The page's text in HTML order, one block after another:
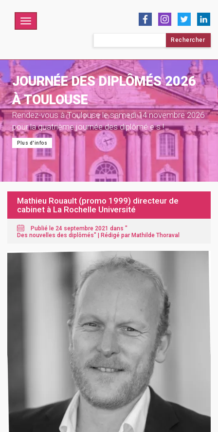
Menu
JOURNÉE DES DIPLÔMÉS 2026
À TOULOUSE
Rendez-vous à Toulouse le samedi 14 novembre 2026
pour la quatrième journée des diplômé·e·s !
Plus d'infos
Mathieu Rouault (promo 1999) directeur de
cabinet à La Rochelle Université
Publié le 24 septembre 2021 dans "
Des nouvelles des diplômés" | Rédigé par Mathilde Thoraval